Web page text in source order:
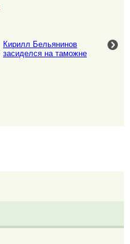
Кирилл Бельянинов
засиделся на таможне